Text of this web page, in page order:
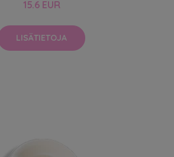
15.6 EUR
LISÄTIETOJA